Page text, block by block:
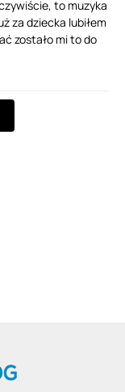
to muzyka
za dziecka lubiłem
zostało mi to do